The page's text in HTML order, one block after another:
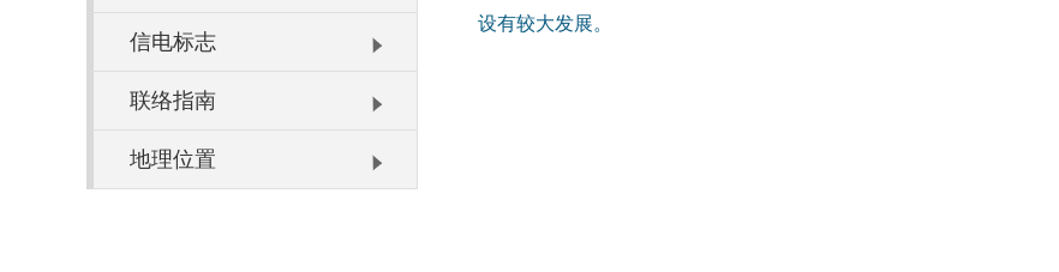
信电标志
联络指南
地理位置
设有较大发展。